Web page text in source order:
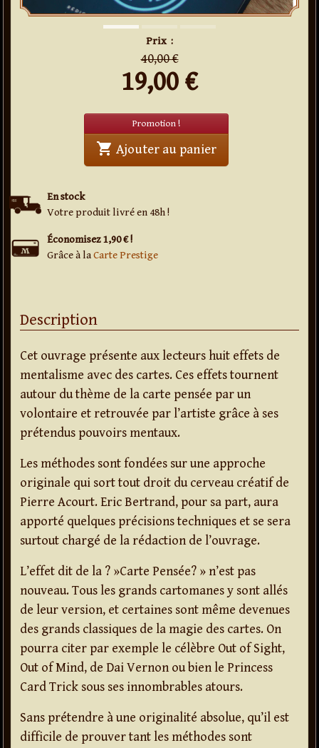
Prix en
:
40,00 €
19,00 €
En stock
Votre produit livré en 48h !
Économisez 1,90 € !
Grâce à laCarte Prestige
Promotion !
shopping_cart Ajouter au panier' . Cogita - Livre +
Description
Cet ouvrage présente aux lecteurs huit effets de
mentalisme avec des cartes. Ces effets tournent
autour du thème de la carte pensée par un
volontaire et retrouvée par l’artiste grâce à ses
prétendus pouvoirs mentaux.
Les méthodes sont fondées sur une approche
originale qui sort tout droit du cerveau créatif de
Pierre Acourt. Eric Bertrand, pour sa part, aura
apporté quelques précisions techniques et se sera
surtout chargé de la rédaction de l’ouvrage.
L’effet dit de la ? »Carte Pensée? » n’est pas
nouveau. Tous les grands cartomanes y sont allés
de leur version, et certaines sont même devenues
des grands classiques de la magie des cartes. On
pourra citer par exemple le célèbre Out of Sight,
Out of Mind, de Dai Vernon ou bien le Princess
Card Trick sous ses innombrables atours.
Sans prétendre à une originalité absolue, qu’il est
difficile de prouver tant les méthodes sont